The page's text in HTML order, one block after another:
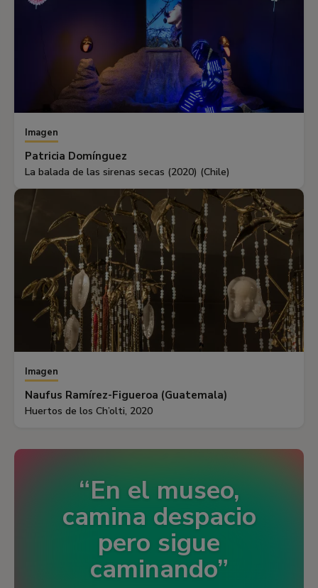
Imagen
Patricia Domínguez
La balada de las sirenas secas (2020) (Chile)
Imagen
Naufus Ramírez-Figueroa (Guatemala)
Huertos de los Ch’olti, 2020
En el museo,
camina despacio
pero sigue
caminando